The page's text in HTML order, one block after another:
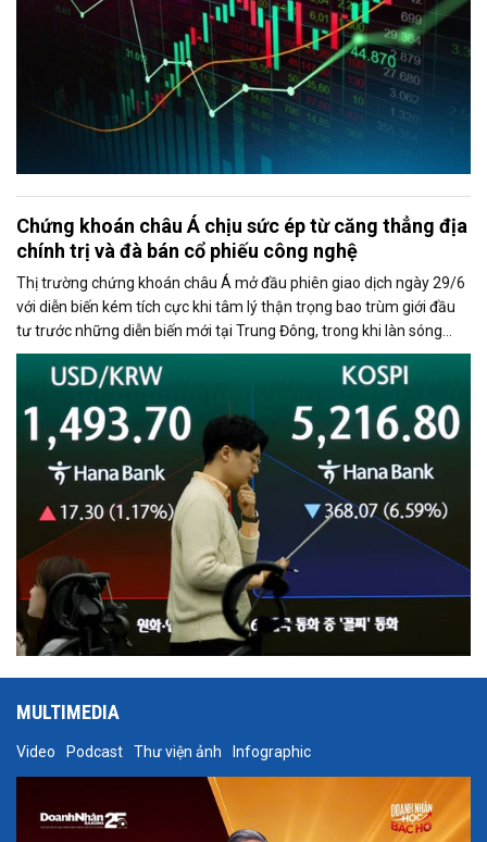
Chứng khoán châu Á chịu sức ép từ căng thẳng địa
chính trị và đà bán cổ phiếu công nghệ
Thị trường chứng khoán châu Á mở đầu phiên giao dịch ngày 29/6
với diễn biến kém tích cực khi tâm lý thận trọng bao trùm giới đầu
tư trước những diễn biến mới tại Trung Đông, trong khi làn sóng
chốt lời ở nhóm cổ phiếu công nghệ tiếp tục gây áp lực lên các chỉ
số lớn.
MULTIMEDIA
Video Podcast Thư viện ảnh Infographic